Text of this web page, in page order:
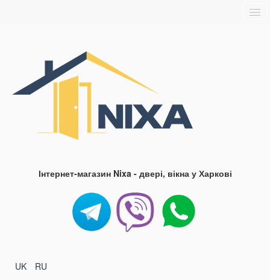
Блог
Інтернет-магазин Nixa - двері, вікна у Харкові
UK RU